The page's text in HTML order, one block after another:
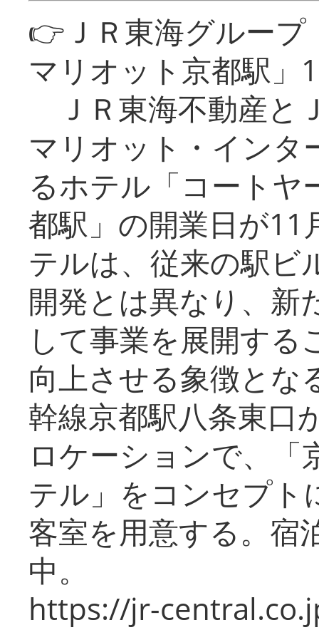
👉ＪＲ東海グルー
マリオット京都駅」
ＪＲ東海不動産と
マリオット・インタ
るホテル「コートヤ
都駅」の開業日が11
テルは、従来の駅ビ
開発とは異なり、新
して事業を展開する
向上させる象徴とな
幹線京都駅八条東口
ロケーションで、「
テル」をコンセプト
客室を用意する。宿
中。
https://jr-